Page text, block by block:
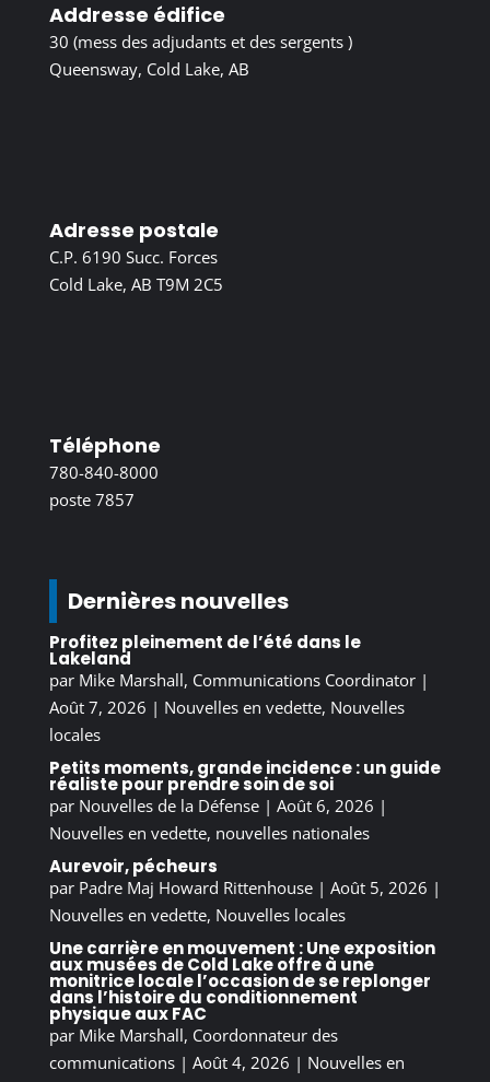
Addresse édifice
30 (mess des adjudants et des sergents )
Queensway, Cold Lake, AB
Adresse postale
C.P. 6190 Succ. Forces
Cold Lake, AB T9M 2C5
Téléphone
780-840-8000
poste 7857
Dernières nouvelles
Profitez pleinement de l’été dans le
Lakeland
par Mike Marshall, Communications Coordinator|
Août 7, 2026 | Nouvelles en vedette, Nouvelles
locales
Petits moments, grande incidence : un guide
réaliste pour prendre soin de soi
par Nouvelles de la Défense| Août 6, 2026 |
Nouvelles en vedette, nouvelles nationales
Aurevoir, pécheurs
par Padre Maj Howard Rittenhouse| Août 5, 2026 |
Nouvelles en vedette, Nouvelles locales
Une carrière en mouvement : Une exposition
aux musées de Cold Lake offre à une
monitrice locale l’occasion de se replonger
dans l’histoire du conditionnement
physique aux FAC
par Mike Marshall, Coordonnateur des
communications| Août 4, 2026 | Nouvelles en